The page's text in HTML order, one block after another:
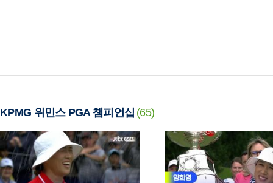
KPMG 위민스 PGA 챔피언십 (65)